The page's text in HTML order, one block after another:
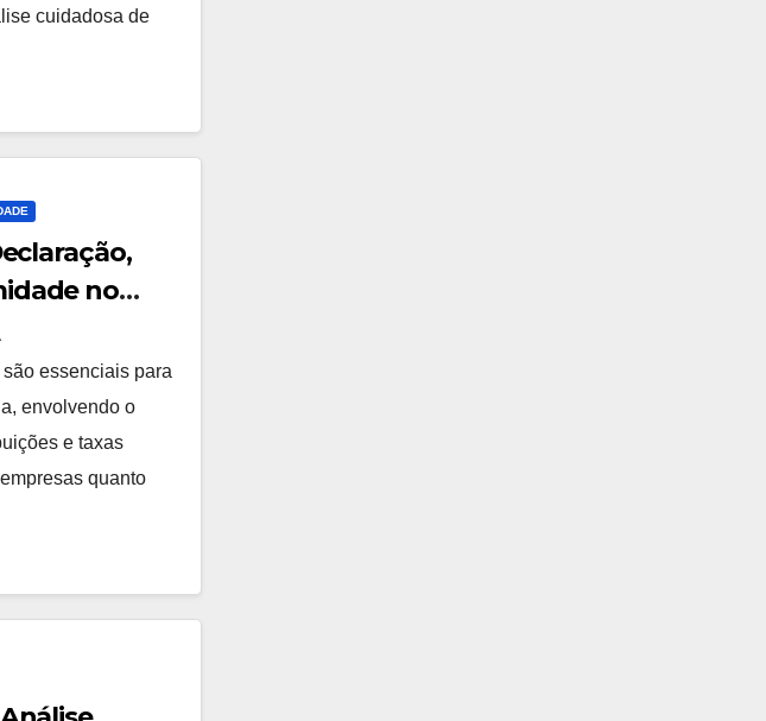
cuidadosa de
no
essenciais para
envolvendo o
e taxas
quanto